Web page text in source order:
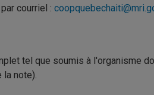
courriel :
tel que soumis à l'organisme
la note).